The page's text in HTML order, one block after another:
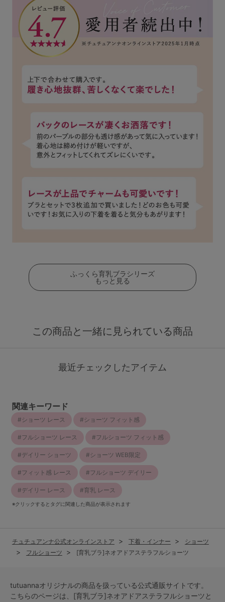
ふっくら育乳ブラシリーズ
もっと見る
この商品と一緒に見られている商品
最近チェックしたアイテム
関連キーワード
ショーツ レース ショーツ フィット感
フルショーツ レース フルショーツ フィット感
デイリー ショーツ ショーツ WEB限定
フィット感 レース フルショーツ デイリー
デイリー レース 育乳 レース
※クリックするとタグに関連した商品が表示されます
チュチュアンナ公式オンラインストア 下着・インナー
ショーツ
フルショーツ
[育乳ブラ]ネオアドアステラフルショーツ
tutuannaオリジナルの商品を扱っている公式通販サイトです。
こちらのページは、[育乳ブラ]ネオアドアステラフルショーツと